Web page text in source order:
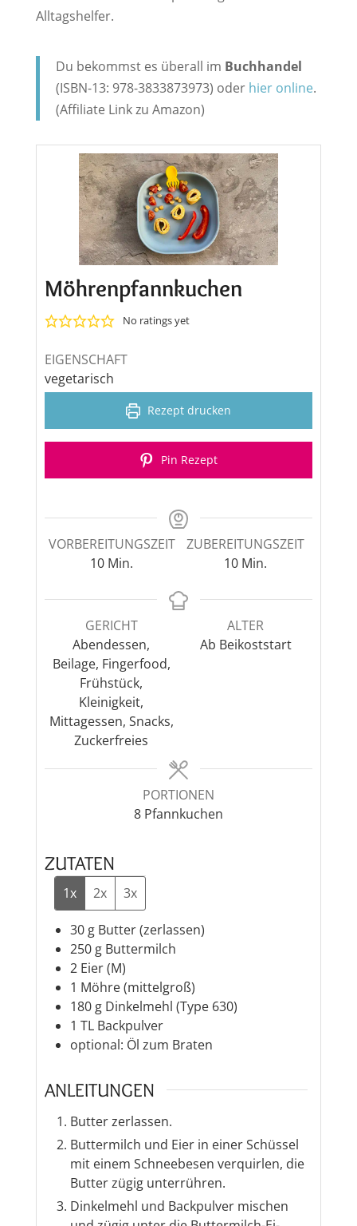
Alltagshelfer.
Du bekommst es überall im Buchhandel
(ISBN-13: ‎978-3833873973) oder hier online.
(Affiliate Link zu Amazon)
Möhrenpfannkuchen
No ratings yet
EIGENSCHAFT
vegetarisch
Rezept drucken
Pin Rezept
VORBEREITUNGSZEIT
10Minuten
Min.
ZUBEREITUNGSZEIT
10Minuten
Min.
GERICHT
Abendessen,
Beilage, Fingerfood,
Frühstück,
Kleinigkeit,
Mittagessen, Snacks,
Zuckerfreies
ALTER
Ab Beikoststart
PORTIONEN
8 Pfannkuchen
ZUTATEN
1x 2x 3x
30 g Butter (zerlassen)
250 g Buttermilch
2 Eier (M)
1 Möhre (mittelgroß)
180 g Dinkelmehl (Type 630)
1 TL Backpulver
optional: Öl zum Braten
ANLEITUNGEN
Butter zerlassen.
Buttermilch und Eier in einer Schüssel
mit einem Schneebesen verquirlen, die
Butter zügig unterrühren.
Dinkelmehl und Backpulver mischen